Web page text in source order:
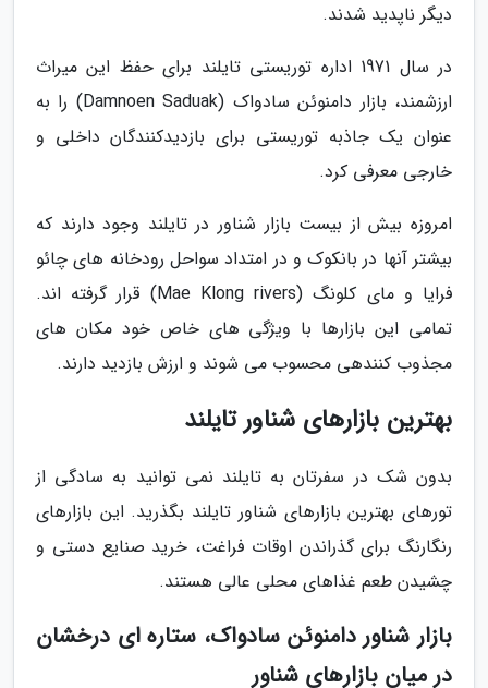
دیگر ناپدید شدند.
در سال 1971 اداره توریستی تایلند برای حفظ این میراث
ارزشمند، بازار دامنوئن سادواک (Damnoen Saduak) را به
عنوان یک جاذبه توریستی برای بازدیدکنندگان داخلی و
خارجی معرفی کرد.
امروزه بیش از بیست بازار شناور در تایلند وجود دارند که
بیشتر آنها در بانکوک و در امتداد سواحل رودخانه های چائو
فرایا و مای کلونگ (Mae Klong rivers) قرار گرفته اند.
تمامی این بازارها با ویژگی های خاص خود مکان های
مجذوب کنندهی محسوب می شوند و ارزش بازدید دارند.
بهترین بازارهای شناور تایلند
بدون شک در سفرتان به تایلند نمی توانید به سادگی از
تورهای بهترین بازارهای شناور تایلند بگذرید. این بازارهای
رنگارنگ برای گذراندن اوقات فراغت، خرید صنایع دستی و
چشیدن طعم غذاهای محلی عالی هستند.
بازار شناور دامنوئن سادواک، ستاره ای درخشان
در میان بازارهای شناور